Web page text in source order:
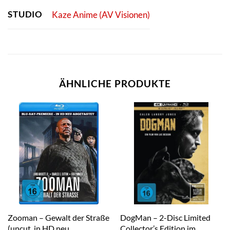
STUDIO Kaze Anime (AV Visionen)
ÄHNLICHE PRODUKTE
Zooman – Gewalt der Straße
DogMan – 2-Disc Limited